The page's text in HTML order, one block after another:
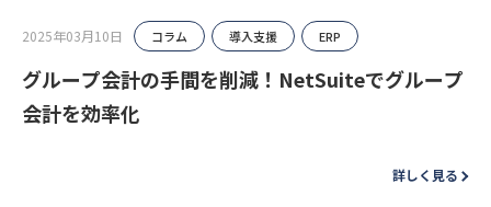
2025年03月10日 コラム 導入支援 ERP
グループ会計の手間を削減！NetSuiteでグループ
会計を効率化
詳しく見る